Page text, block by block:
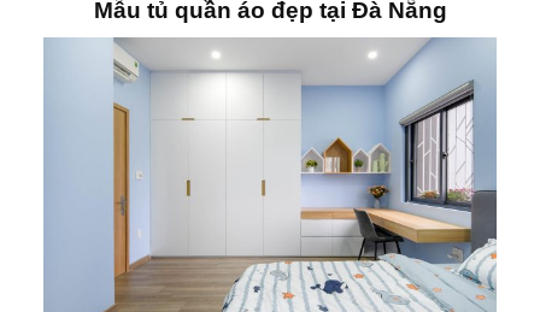
Mẫu tủ quần áo đẹp tại Đà Nẵng